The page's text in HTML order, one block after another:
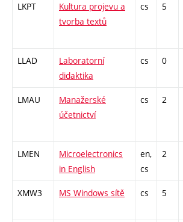
LKPT
Kultura projevu a
tvorba textů
cs 5
LLAD
Laboratorní
didaktika
cs 0
LMAU
Manažerské
účetnictví
cs 2
LMEN
Microelectronics
in English
en,
cs
2
XMW3 MS Windows sítě cs 5